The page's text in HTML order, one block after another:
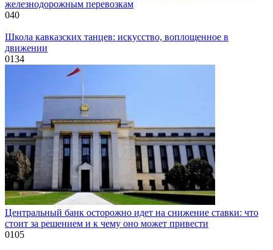
железнодорожным перевозкам
040
Школа кавказских танцев: искусство, воплощенное в
движении
0134
Центральный банк осторожно идет на снижение ставки: что
стоит за решением и к чему оно может привести
0105